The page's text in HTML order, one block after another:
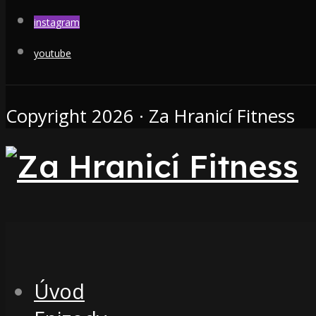
instagram
youtube
Copyright 2026 · Za Hranicí Fitness
Úvod